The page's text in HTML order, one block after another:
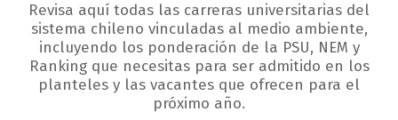
Revisa aquí todas las carreras universitarias del
sistema chileno vinculadas al medio ambiente,
incluyendo los ponderación de la PSU, NEM y
Ranking que necesitas para ser admitido en los
planteles y las vacantes que ofrecen para el
próximo año.